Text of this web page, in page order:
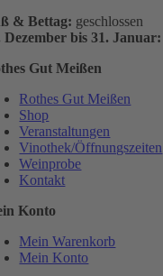
& Bettag: geschlossen
Dezember bis 31. Januar:
Gut Meißen
Rothes Gut Meißen
Shop
Veranstaltungen
Vinothek/Öffnungszeiten
Weinprobe
Kontakt
Konto
Mein Warenkorb
Mein Konto